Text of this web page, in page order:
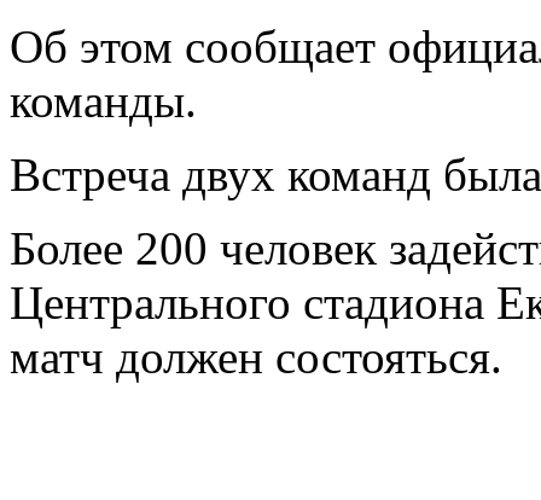
Об этом сообщает
команды.
Встреча двух команд
Более 200 человек
Центрального стадиона
матч должен состояться.